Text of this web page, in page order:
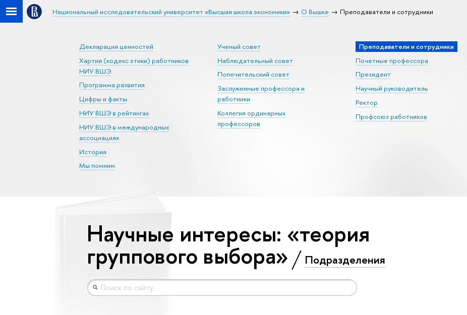
Национальный исследовательский университет «Высшая школа экономики» О Вышке Преподаватели и сотрудники
Декларация ценностей
Хартия (кодекс этики) работников
НИУ ВШЭ
Программа развития
Цифры и факты
НИУ ВШЭ в рейтингах
НИУ ВШЭ в международных
ассоциациях
История
Мы помним
Ученый совет
Наблюдательный совет
Попечительский совет
Заслуженные профессора и
работники
Коллегия ординарных
профессоров
Преподаватели и сотрудники
Почетные профессора
Президент
Научный руководитель
Ректор
Профсоюз работников
Научные интересы: «теория
группового выбора» Подразделения